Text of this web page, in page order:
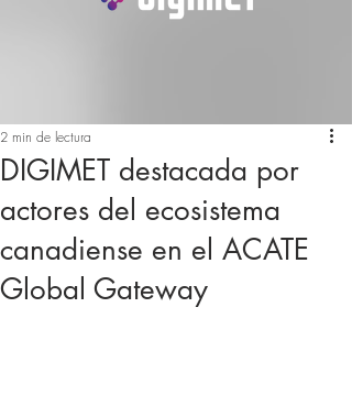
DIGIMET destacada por
actores del ecosistema
canadiense en el ACATE
Global Gateway
2 min de lectura